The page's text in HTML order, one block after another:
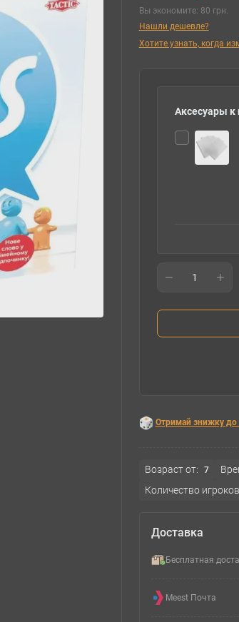
Вы экономите: 80 грн.
Нашли дешевле?
Хотите узнать, когда
Аксесуары к
Отримай знижку до
Возраст от: 7
Количество
Доставка
Бесплатная
Meest Почта